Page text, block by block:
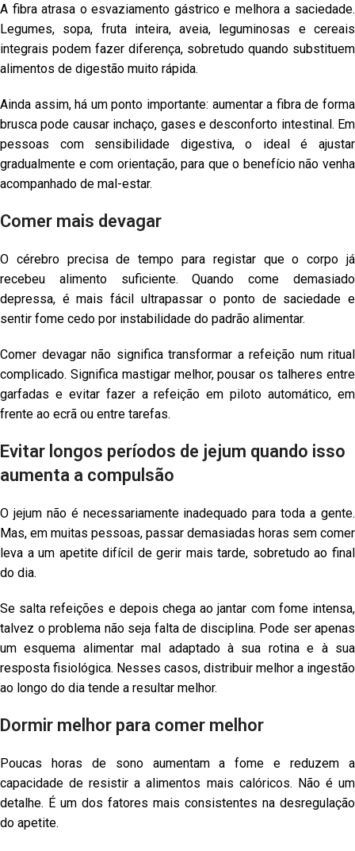
A fibra atrasa o esvaziamento gástrico e melhora a saciedade.
Legumes, sopa, fruta inteira, aveia, leguminosas e cereais
integrais podem fazer diferença, sobretudo quando substituem
alimentos de digestão muito rápida.
Ainda assim, há um ponto importante: aumentar a fibra de forma
brusca pode causar inchaço, gases e desconforto intestinal. Em
pessoas com sensibilidade digestiva, o ideal é ajustar
gradualmente e com orientação, para que o benefício não venha
acompanhado de mal-estar.
Comer mais devagar
O cérebro precisa de tempo para registar que o corpo já
recebeu alimento suficiente. Quando come demasiado
depressa, é mais fácil ultrapassar o ponto de saciedade e
sentir fome cedo por instabilidade do padrão alimentar.
Comer devagar não significa transformar a refeição num ritual
complicado. Significa mastigar melhor, pousar os talheres entre
garfadas e evitar fazer a refeição em piloto automático, em
frente ao ecrã ou entre tarefas.
Evitar longos períodos de jejum quando isso
aumenta a compulsão
O jejum não é necessariamente inadequado para toda a gente.
Mas, em muitas pessoas, passar demasiadas horas sem comer
leva a um apetite difícil de gerir mais tarde, sobretudo ao final
do dia.
Se salta refeições e depois chega ao jantar com fome intensa,
talvez o problema não seja falta de disciplina. Pode ser apenas
um esquema alimentar mal adaptado à sua rotina e à sua
resposta fisiológica. Nesses casos, distribuir melhor a ingestão
ao longo do dia tende a resultar melhor.
Dormir melhor para comer melhor
Poucas horas de sono aumentam a fome e reduzem a
capacidade de resistir a alimentos mais calóricos. Não é um
detalhe. É um dos fatores mais consistentes na desregulação
do apetite.